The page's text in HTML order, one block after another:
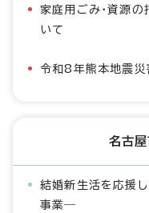
家庭用ごみ・資源
いて
令和8年熊本地震災
名古
結婚新生活を応援
事業―